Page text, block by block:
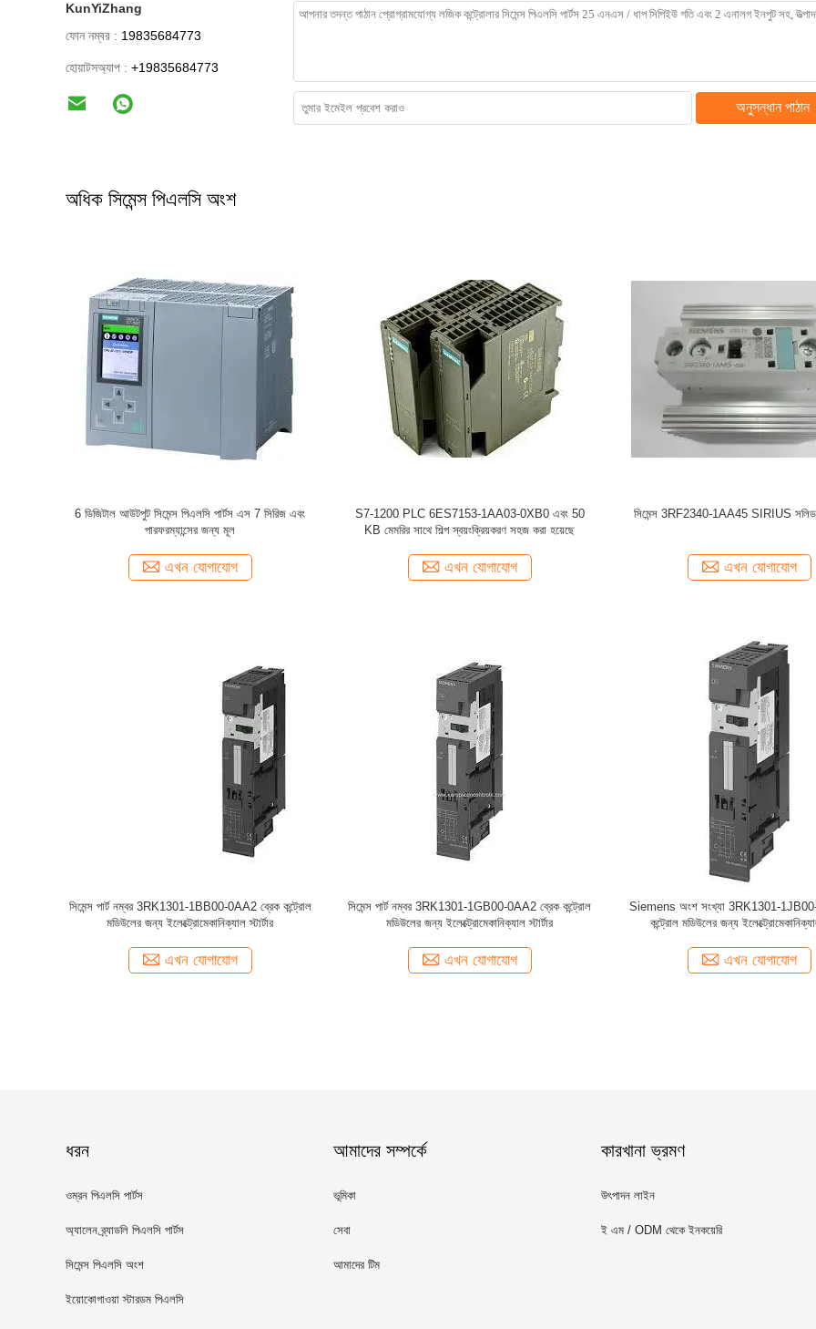
KunYiZhang
ফোন নম্বর : 19835684773
হোয়াটসঅ্যাপ : +19835684773
অনুসন্ধান পাঠান
অধিক সিমেন্স পিএলসি অংশ
6 ডিজিটাল আউটপুট সিমেন্স পিএলসি পার্টস এস 7 সিরিজ এবং
পারফরম্যান্সের জন্য মূল
এখন যোগাযোগ
S7-1200 PLC 6ES7153-1AA03-0XB0 এবং 50
KB মেমরির সাথে শিল্প স্বয়ংক্রিয়করণ সহজ করা হয়েছে
এখন যোগাযোগ
সিমেন্স 3RF2340-1AA45 SIRIUS সলিড
এখন যোগাযোগ
সিমেন্স পার্ট নম্বর 3RK1301-1BB00-0AA2 ব্রেক কন্ট্রোল
মডিউলের জন্য ইলেক্ট্রোমেকানিক্যাল স্টার্টার
এখন যোগাযোগ
সিমেন্স পার্ট নম্বর 3RK1301-1GB00-0AA2 ব্রেক কন্ট্রোল
মডিউলের জন্য ইলেক্ট্রোমেকানিক্যাল স্টার্টার
এখন যোগাযোগ
Siemens অংশ সংখ্যা 3RK1301-
কন্ট্রোল মডিউলের জন্য ইলেক্ট্রোমেকানিক্যাল
এখন যোগাযোগ
ধরন
ওম্রন পিএলসি পার্টস
অ্যালেন ব্র্যাডলি পিএলসি পার্টস
সিমেন্স পিএলসি অংশ
ইয়োকোগাওয়া স্টারডম পিএলসি
আমাদের সম্পর্কে
ভূমিকা
সেবা
আমাদের টিম
কারখানা ভ্রমণ
উৎপাদন লাইন
ই এম / ODM থেকে ইনকয়েরি